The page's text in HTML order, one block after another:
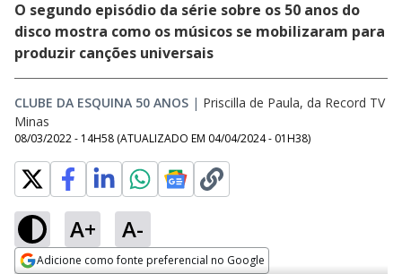
O segundo episódio da série sobre os 50 anos do
disco mostra como os músicos se mobilizaram para
produzir canções universais
CLUBE DA ESQUINA 50 ANOS | Priscilla de Paula, da Record TV
Minas
08/03/2022 - 14H58 (ATUALIZADO EM 04/04/2024 - 01H38)
A+ A-
Adicione como fonte preferencial no Google